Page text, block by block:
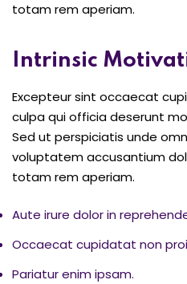
totam rem aperiam.
Intrinsic
Excepteur sint occaecat
culpa qui officia deserunt
Sed ut perspiciatis unde
voluptatem accusantium
totam rem aperiam.
Aute irure dolor in
Occaecat cupidatat non
Pariatur enim ipsam.